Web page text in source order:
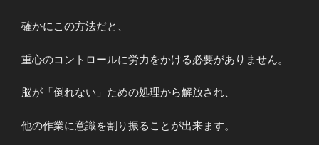
確かにこの方法だと、
重心のコントロールに労力をかける必要がありません。
脳が「倒れない」ための処理から解放され、
他の作業に意識を割り振ることが出来ます。